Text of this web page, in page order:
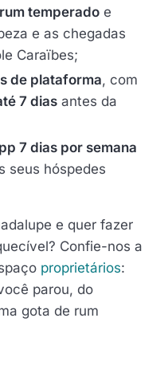
temperado e
e as chegadas
Caraïbes;
de plataforma, com
7 dias antes da
7 dias por semana
seus hóspedes
e quer fazer
Confie-nos a
proprietários:
parou, do
gota de rum